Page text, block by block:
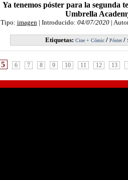
Ya tenemos póster para la segunda
Umbrella
Tipo: imagen| Introducido: 04/07/2020|
Etiquetas: Cine + Cómic / Póster/
5 6 7 8 9 10 11 12 13